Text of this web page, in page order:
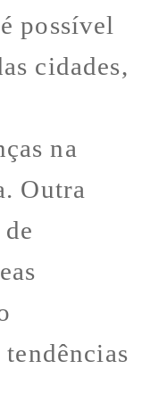
possível
cidades,
na
Outra